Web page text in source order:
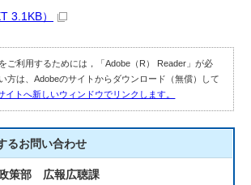
3.1KB）
ご利用するためには，「Adobe（R） Reader」が必
方は、Adobeのサイトからダウンロード（無償）して
イトへ新しいウィンドウでリンクします。
るお問い合わせ
策部 広報広聴課